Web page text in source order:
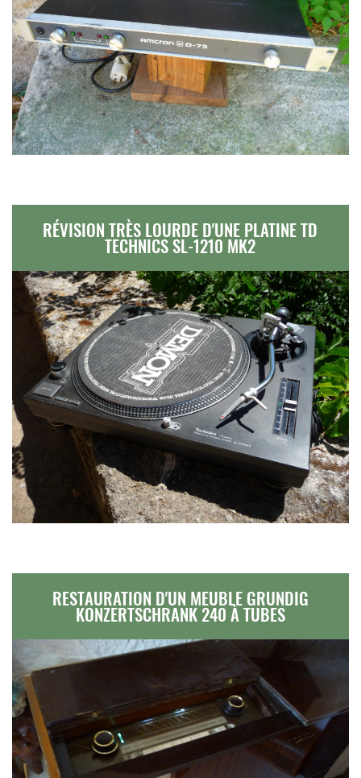
RÉVISION TRÈS LOURDE D'UNE PLATINE TD
TECHNICS SL-1210 MK2
RESTAURATION D'UN MEUBLE GRUNDIG
KONZERTSCHRANK 240 À TUBES